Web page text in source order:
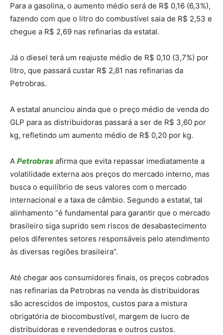
Para a gasolina, o aumento médio será de R$ 0,16 (6,3%),
fazendo com que o litro do combustível saia de R$ 2,53 e
chegue a R$ 2,69 nas refinarias da estatal.
Já o diesel terá um reajuste médio de R$ 0,10 (3,7%) por
litro, que passará custar R$ 2,81 nas refinarias da
Petrobras.
A estatal anunciou ainda que o preço médio de venda do
GLP para as distribuidoras passará a ser de R$ 3,60 por
kg, refletindo um aumento médio de R$ 0,20 por kg.
A Petrobras afirma que evita repassar imediatamente a
volatilidade externa aos preços do mercado interno, mas
busca o equilíbrio de seus valores com o mercado
internacional e a taxa de câmbio. Segundo a estatal, tal
alinhamento “é fundamental para garantir que o mercado
brasileiro siga suprido sem riscos de desabastecimento
pelos diferentes setores responsáveis pelo atendimento
às diversas regiões brasileira”.
Até chegar aos consumidores finais, os preços cobrados
nas refinarias da Petrobras na venda às distribuidoras
são acrescidos de impostos, custos para a mistura
obrigatória de biocombustível, margem de lucro de
distribuidoras e revendedoras e outros custos.